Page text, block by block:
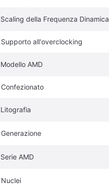
Scaling della Frequenza Dinamica
Supporto all'overclocking
Modello AMD
Confezionato
Litografia
Generazione
Serie AMD
Nuclei